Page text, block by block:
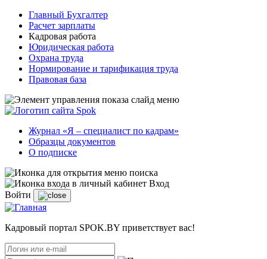
Главный Бухгалтер
Расчет зарплаты
Кадровая работа
Юридическая работа
Охрана труда
Нормирование и тарификация труда
Правовая база
Журнал «Я – специалист по кадрам»
Образцы документов
О подписке
Вход
Войти
Кадровый портал SPOK.BY приветствует вас!